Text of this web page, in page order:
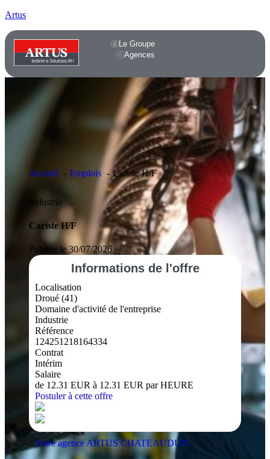
Artus
Le Groupe
Agences
Accueil Emplois Cariste H/F
Industrie
Cariste H/F
Publiée le 30/07/2026
Informations de l'offre
Localisation
Droué (41)
Domaine d'activité de l'entreprise
Industrie
Référence
124251218164334
Contrat
Intérim
Salaire
de 12.31 EUR à 12.31 EUR par HEURE
Postuler à cette offre
Votre agence ARTUS CHATEAUDUN